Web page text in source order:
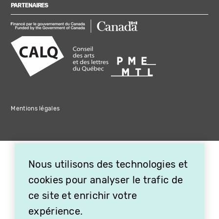
PARTENAIRES
Mentions légales
Nous utilisons des technologies et
cookies pour analyser le trafic de
ce site et enrichir votre
expérience.